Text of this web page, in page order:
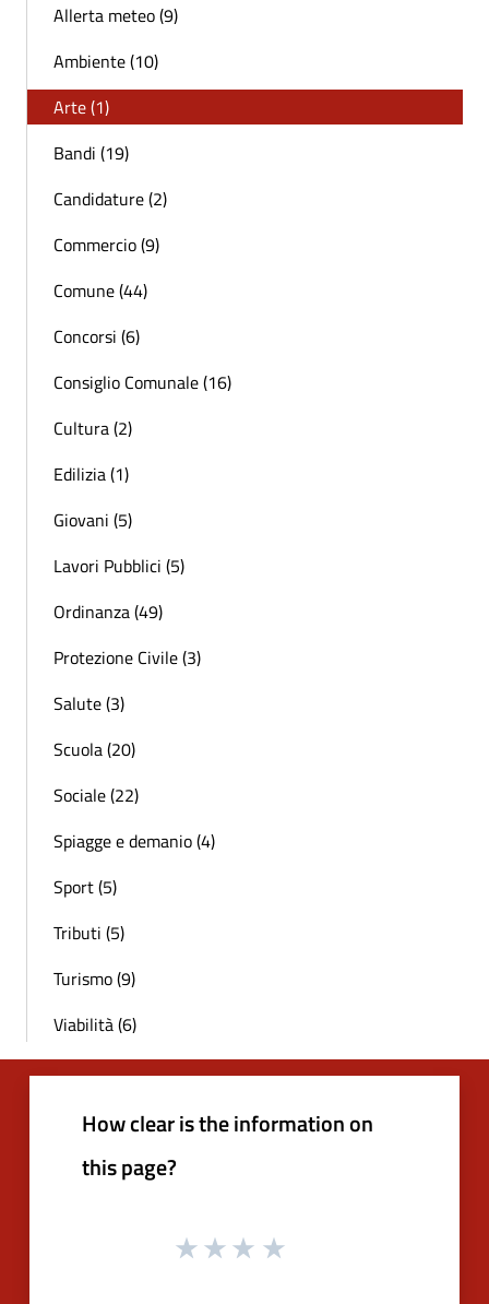
Allerta meteo (9)
Ambiente (10)
Arte (1)
Bandi (19)
Candidature (2)
Commercio (9)
Comune (44)
Concorsi (6)
Consiglio Comunale (16)
Cultura (2)
Edilizia (1)
Giovani (5)
Lavori Pubblici (5)
Ordinanza (49)
Protezione Civile (3)
Salute (3)
Scuola (20)
Sociale (22)
Spiagge e demanio (4)
Sport (5)
Tributi (5)
Turismo (9)
Viabilità (6)
How clear is the information on
this page?